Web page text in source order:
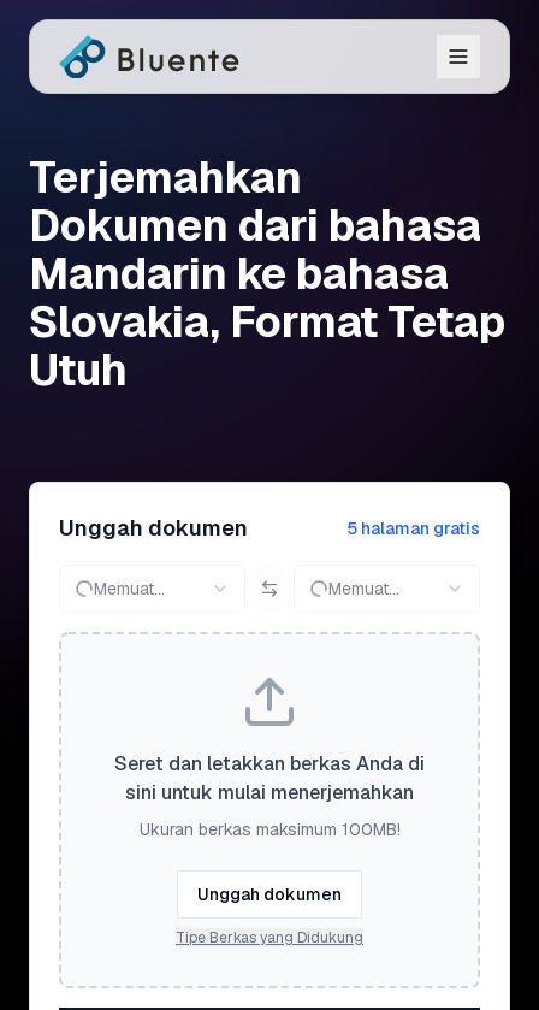
Terjemahkan
Dokumen dari bahasa
Mandarin ke bahasa
Slovakia, Format Tetap
Utuh
Unggah dokumen 5 halaman gratis
Memuat... Memuat...
Seret dan letakkan berkas Anda di
sini untuk mulai menerjemahkan
Ukuran berkas maksimum 100MB!
Unggah dokumen
Tipe Berkas yang Didukung